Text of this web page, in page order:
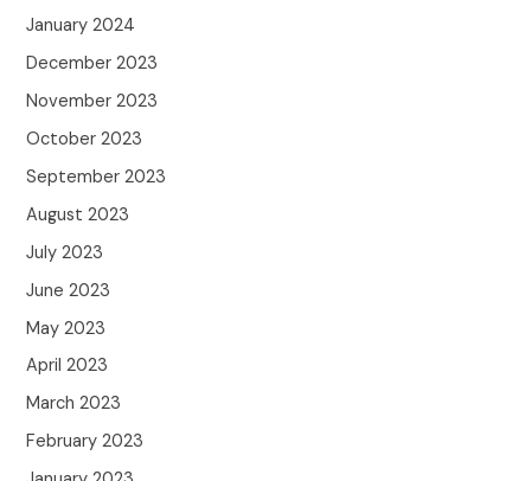
January 2024
December 2023
November 2023
October 2023
September 2023
August 2023
July 2023
June 2023
May 2023
April 2023
March 2023
February 2023